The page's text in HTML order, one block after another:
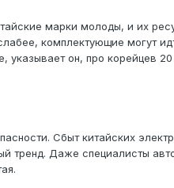
марки молоды, и их
комплектующие могут
он, про корейцев
Сбыт китайских
тренд. Даже специалисты